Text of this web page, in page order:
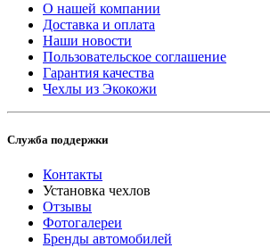
О нашей компании
Доставка и оплата
Наши новости
Пользовательское соглашение
Гарантия качества
Чехлы из Экокожи
Служба поддержки
Контакты
Установка чехлов
Отзывы
Фотогалереи
Бренды автомобилей